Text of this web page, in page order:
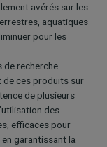
avérés sur les
aquatiques
pour les
de recherche
de ces produits sur
de plusieurs
des
efficaces pour
garantissant la